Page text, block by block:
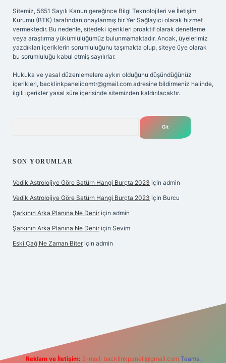
Sitemiz, 5651 Sayılı Kanun gereğince Bilgi Teknolojileri ve İletişim
Kurumu (BTK) tarafından onaylanmış bir Yer Sağlayıcı olarak hizmet
vermektedir. Bu nedenle, sitedeki içerikleri proaktif olarak denetleme
veya araştırma yükümlülüğümüz bulunmamaktadır. Ancak, üyelerimiz
yazdıkları içeriklerin sorumluluğunu taşımakta olup, siteye üye olarak
bu sorumluluğu kabul etmiş sayılırlar.
Hukuka ve yasal düzenlemelere aykırı olduğunu düşündüğünüz
içerikleri, backlinkpanelicomtr@gmail.com adresine bildirmeniz halinde,
ilgili içerikler yasal süre içerisinde sitemizden kaldırılacaktır.
SON YORUMLAR
Vedik Astrolojiye Göre Satürn Hangi Burçta 2023 için admin
Vedik Astrolojiye Göre Satürn Hangi Burçta 2023 için Burcu
Şarkının Arka Planına Ne Denir için admin
Şarkının Arka Planına Ne Denir için Sevim
Eski Çağ Ne Zaman Biter için admin
Reklam ve İletişim: E-mail: backlinkpaneli@gmail.com Teams: